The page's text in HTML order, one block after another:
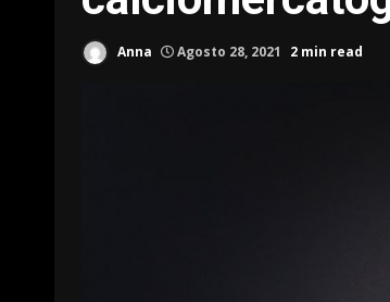
Anna Agosto 28, 2021 2 min read